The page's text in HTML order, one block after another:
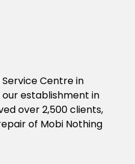
Centre in
our establishment in
over 2,500 clients,
of Mobi Nothing